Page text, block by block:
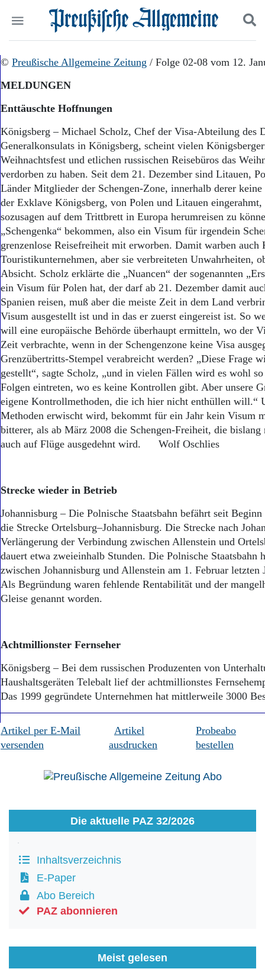
Start
Wer wir sind
Aktuelle Ausgabe
Abonnenten-Login
Abonnent werden
Abo Prämien
Archiv
Mediadaten
Politik
Gesellschaft
Leben
Geschichte
Ostpreußen
Pommern
Berlin-Brandenburg
Schlesien
Danzig und Westpreußen
Bücher
Kontakt
Impressum
Datenschutz
Suchen und finden
© Preußische Allgemeine Zeitung / Folge 02-08 vom 12.
MELDUNGEN
Enttäuschte Hoffnungen
Königsberg – Michael Scholz, Chef der Visa-Abteilung des
Generalkonsulats in Königsberg, scheint vielen
Weihnachtsfest und etlichen russischen Reisebüros das
verdorben zu haben. Seit dem 21. Dezember sind Litauen,
Länder Mitglieder der Schengen-Zone, innerhalb derer
der Exklave Königsberg, von Polen und Litauen
sozusagen auf dem Trittbrett in Europa herumreisen zu
„Schengenka“ bekommen, also ein Visum für irgendein
grenzenlose Reisefreiheit mit erworben. Damit warben auch
Touristikunternehmen, aber sie verbreiteten Unwahrheiten,
Absicht. Scholz erklärte die „Nuancen“ der sogenannten
ein Visum für Polen hat, der darf ab 21. Dezember damit
Spanien reisen, muß aber die meiste Zeit in dem Land
Visum ausgestellt ist und in das er zuerst eingereist ist. So
will eine europäische Behörde überhaupt ermitteln, wo der
Zeit verbrachte, wenn in der Schengenzone keine Visa
Grenzübertritts-Stempel verabreicht werden? „Diese Frage
gestellt“, sagte Scholz, „und in vielen Fällen wird es wohl
Folgen eintreten, wo es keine Kontrollen gibt. Aber unsere
eigene Kontrollmethoden, die ich hier nicht enthüllen will.“
Methoden erwischt wird, bekommt für ein Jahr kein Visum
bitterer, als ab März 2008 die Schengen-Freiheit, die
auch auf Flüge ausgedehnt wird. Wolf Oschlies
Strecke wieder in Betrieb
Johannisburg – Die Polnische Staatsbahn befährt seit Beginn
die Strecke Ortelsburg–Johannisburg. Die Strecke nach
Verlängerung der Verbindung zwischen Allenstein und
dauert etwa zweieinhalb Stunden. Die Polnische Staatsbahn
zwischen Johannisburg und Allenstein am 1. Februar letzten
Als Begründung waren fehlende Rentabilität und der
Gleise genannt worden.
Achtmillionster Fernseher
Königsberg – Bei dem russischen Produzenten von
Haushaltsgeräten Telebalt lief der achtmillionstes
Das 1999 gegründete Unternehmen hat mittlerweile 3000
Artikel per E-Mail
versenden
Artikel
ausdrucken
Probeabo
bestellen
Die aktuelle PAZ 32/2026
Inhaltsverzeichnis
E-Paper
Abo Bereich
PAZ abonnieren
Meist gelesen